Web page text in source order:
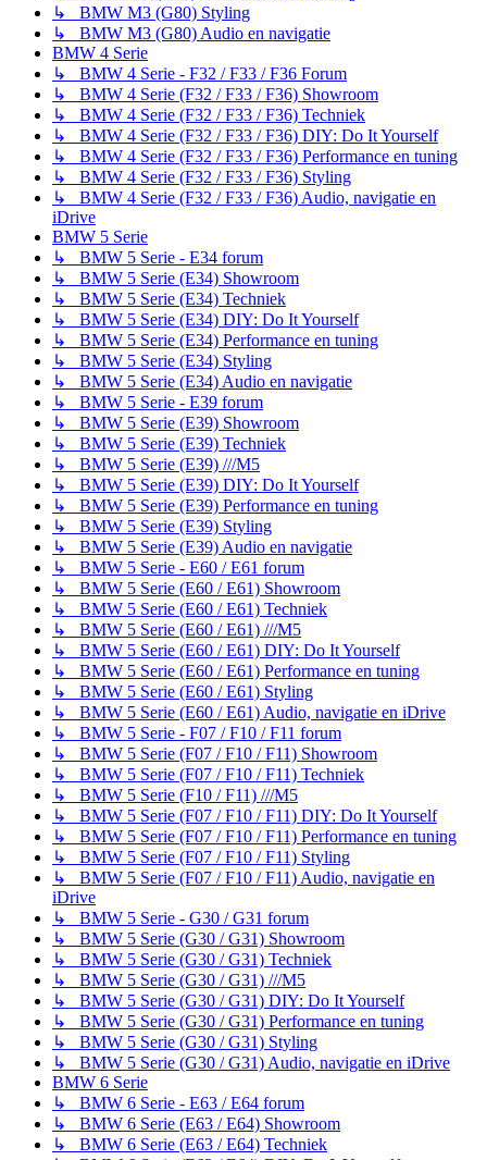
↳ BMW M3 (G80) Styling
↳ BMW M3 (G80) Audio en navigatie
BMW 4 Serie
↳ BMW 4 Serie - F32 / F33 / F36 Forum
↳ BMW 4 Serie (F32 / F33 / F36) Showroom
↳ BMW 4 Serie (F32 / F33 / F36) Techniek
↳ BMW 4 Serie (F32 / F33 / F36) DIY: Do It Yourself
↳ BMW 4 Serie (F32 / F33 / F36) Performance en tuning
↳ BMW 4 Serie (F32 / F33 / F36) Styling
↳ BMW 4 Serie (F32 / F33 / F36) Audio, navigatie en
iDrive
BMW 5 Serie
↳ BMW 5 Serie - E34 forum
↳ BMW 5 Serie (E34) Showroom
↳ BMW 5 Serie (E34) Techniek
↳ BMW 5 Serie (E34) DIY: Do It Yourself
↳ BMW 5 Serie (E34) Performance en tuning
↳ BMW 5 Serie (E34) Styling
↳ BMW 5 Serie (E34) Audio en navigatie
↳ BMW 5 Serie - E39 forum
↳ BMW 5 Serie (E39) Showroom
↳ BMW 5 Serie (E39) Techniek
↳ BMW 5 Serie (E39) ///M5
↳ BMW 5 Serie (E39) DIY: Do It Yourself
↳ BMW 5 Serie (E39) Performance en tuning
↳ BMW 5 Serie (E39) Styling
↳ BMW 5 Serie (E39) Audio en navigatie
↳ BMW 5 Serie - E60 / E61 forum
↳ BMW 5 Serie (E60 / E61) Showroom
↳ BMW 5 Serie (E60 / E61) Techniek
↳ BMW 5 Serie (E60 / E61) ///M5
↳ BMW 5 Serie (E60 / E61) DIY: Do It Yourself
↳ BMW 5 Serie (E60 / E61) Performance en tuning
↳ BMW 5 Serie (E60 / E61) Styling
↳ BMW 5 Serie (E60 / E61) Audio, navigatie en iDrive
↳ BMW 5 Serie - F07 / F10 / F11 forum
↳ BMW 5 Serie (F07 / F10 / F11) Showroom
↳ BMW 5 Serie (F07 / F10 / F11) Techniek
↳ BMW 5 Serie (F10 / F11) ///M5
↳ BMW 5 Serie (F07 / F10 / F11) DIY: Do It Yourself
↳ BMW 5 Serie (F07 / F10 / F11) Performance en tuning
↳ BMW 5 Serie (F07 / F10 / F11) Styling
↳ BMW 5 Serie (F07 / F10 / F11) Audio, navigatie en
iDrive
↳ BMW 5 Serie - G30 / G31 forum
↳ BMW 5 Serie (G30 / G31) Showroom
↳ BMW 5 Serie (G30 / G31) Techniek
↳ BMW 5 Serie (G30 / G31) ///M5
↳ BMW 5 Serie (G30 / G31) DIY: Do It Yourself
↳ BMW 5 Serie (G30 / G31) Performance en tuning
↳ BMW 5 Serie (G30 / G31) Styling
↳ BMW 5 Serie (G30 / G31) Audio, navigatie en iDrive
BMW 6 Serie
↳ BMW 6 Serie - E63 / E64 forum
↳ BMW 6 Serie (E63 / E64) Showroom
↳ BMW 6 Serie (E63 / E64) Techniek